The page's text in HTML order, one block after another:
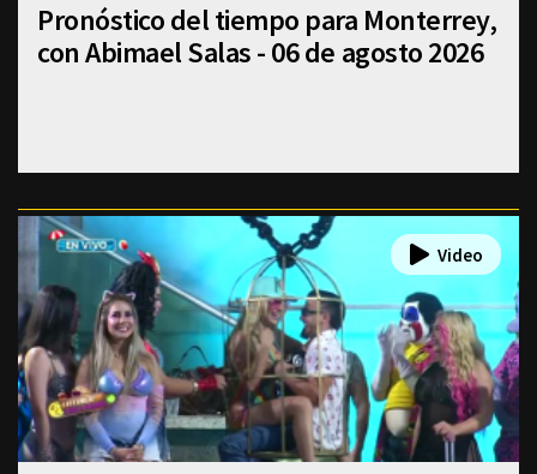
Pronóstico del tiempo para Monterrey,
con Abimael Salas - 06 de agosto 2026